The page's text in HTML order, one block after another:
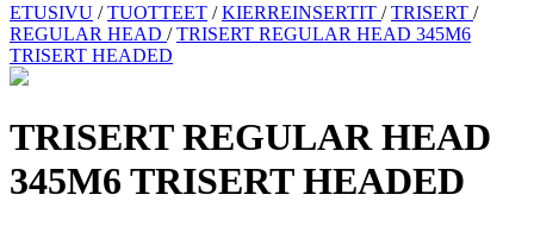
Skip
to
content
ETUSIVU /TUOTTEET /KIERREINSERTIT /TRISERT /
REGULAR HEAD /TRISERT REGULAR HEAD 345M6
TRISERT HEADED
TRISERT REGULAR HEAD
345M6 TRISERT HEADED